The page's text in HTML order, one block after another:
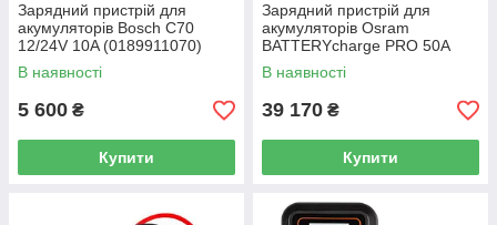
Зарядний пристрій для
акумуляторів Bosch C70
12/24V 10A (0189911070)
В наявності
5 600 ₴
Купити
Зарядний пристрій для
акумуляторів Osram
BATTERYcharge PRO 50A
12/24V OSCP5024
В наявності
39 170 ₴
Купити